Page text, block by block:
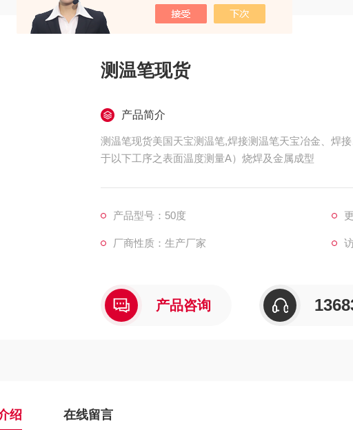
测温笔现货
产品简介
测温笔现货美国天宝测温笔,焊接测温笔天宝冶金、焊
于以下工序之表面温度测量A）烧焊及金属成型
产品型号：50度
厂商性质：生产厂家
产品咨询
绍 在线留言